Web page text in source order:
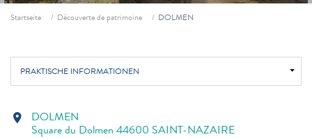
Fil d'ariane
Startseite Découverte de patrimoine DOLMEN
PRAKTISCHE INFORMATIONEN
location_on DOLMEN
Square du Dolmen 44600 SAINT-NAZAIRE